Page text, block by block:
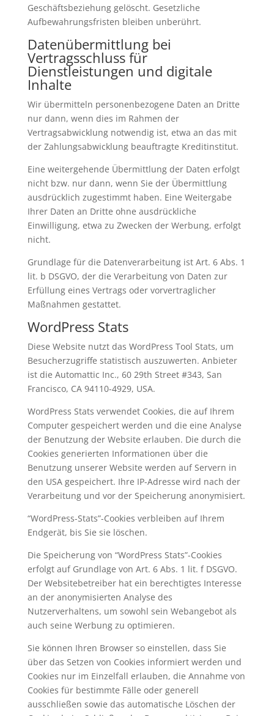
Geschäftsbeziehung gelöscht. Gesetzliche
Aufbewahrungsfristen bleiben unberührt.
Datenübermittlung bei
Vertragsschluss für
Dienstleistungen und digitale
Inhalte
Wir übermitteln personenbezogene Daten an Dritte
nur dann, wenn dies im Rahmen der
Vertragsabwicklung notwendig ist, etwa an das mit
der Zahlungsabwicklung beauftragte Kreditinstitut.
Eine weitergehende Übermittlung der Daten erfolgt
nicht bzw. nur dann, wenn Sie der Übermittlung
ausdrücklich zugestimmt haben. Eine Weitergabe
Ihrer Daten an Dritte ohne ausdrückliche
Einwilligung, etwa zu Zwecken der Werbung, erfolgt
nicht.
Grundlage für die Datenverarbeitung ist Art. 6 Abs. 1
lit. b DSGVO, der die Verarbeitung von Daten zur
Erfüllung eines Vertrags oder vorvertraglicher
Maßnahmen gestattet.
WordPress Stats
Diese Website nutzt das WordPress Tool Stats, um
Besucherzugriffe statistisch auszuwerten. Anbieter
ist die Automattic Inc., 60 29th Street #343, San
Francisco, CA 94110-4929, USA.
WordPress Stats verwendet Cookies, die auf Ihrem
Computer gespeichert werden und die eine Analyse
der Benutzung der Website erlauben. Die durch die
Cookies generierten Informationen über die
Benutzung unserer Website werden auf Servern in
den USA gespeichert. Ihre IP-Adresse wird nach der
Verarbeitung und vor der Speicherung anonymisiert.
“WordPress-Stats”-Cookies verbleiben auf Ihrem
Endgerät, bis Sie sie löschen.
Die Speicherung von “WordPress Stats”-Cookies
erfolgt auf Grundlage von Art. 6 Abs. 1 lit. f DSGVO.
Der Websitebetreiber hat ein berechtigtes Interesse
an der anonymisierten Analyse des
Nutzerverhaltens, um sowohl sein Webangebot als
auch seine Werbung zu optimieren.
Sie können Ihren Browser so einstellen, dass Sie
über das Setzen von Cookies informiert werden und
Cookies nur im Einzelfall erlauben, die Annahme von
Cookies für bestimmte Fälle oder generell
ausschließen sowie das automatische Löschen der